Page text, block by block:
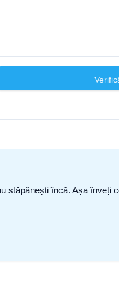
stăpânești încă. Așa înveți